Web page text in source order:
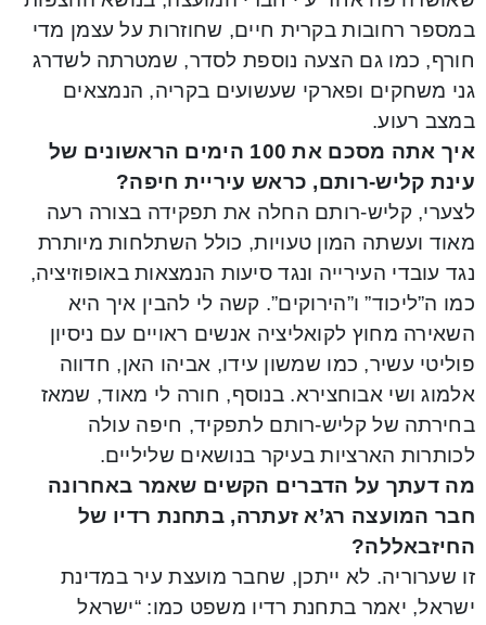
במספר רחובות בקרית חיים, שחוזרות על עצמן מדי
חורף, כמו גם הצעה נוספת לסדר, שמטרתה לשדרג
גני משחקים ופארקי שעשועים בקריה, הנמצאים
במצב רעוע.
איך אתה מסכם את 100 הימים הראשונים של
עינת קליש-רותם, כראש עיריית חיפה?
לצערי, קליש-רותם החלה את תפקידה בצורה רעה
מאוד ועשתה המון טעויות, כולל השתלחות מיותרת
נגד עובדי העירייה ונגד סיעות הנמצאות באופוזיציה,
כמו ה”ליכוד” ו”הירוקים”. קשה לי להבין איך היא
השאירה מחוץ לקואליציה אנשים ראויים עם ניסיון
פוליטי עשיר, כמו שמשון עידו, אביהו האן, חדווה
אלמוג ושי אבוחצירא. בנוסף, חורה לי מאוד, שמאז
בחירתה של קליש-רותם לתפקיד, חיפה עולה
לכותרות הארציות בעיקר בנושאים שליליים.
מה דעתך על הדברים הקשים שאמר באחרונה
חבר המועצה רג’א זעתרה, בתחנת רדיו של
החיזבאללה?
זו שערוריה. לא ייתכן, שחבר מועצת עיר במדינת
ישראל, יאמר בתחנת רדיו משפט כמו: “ישראל